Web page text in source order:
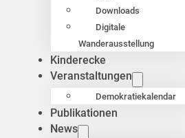
Downloads
Digitale
Wanderausstellung
Kinderecke
Veranstaltungen
Demokratiekalendar
Publikationen
News